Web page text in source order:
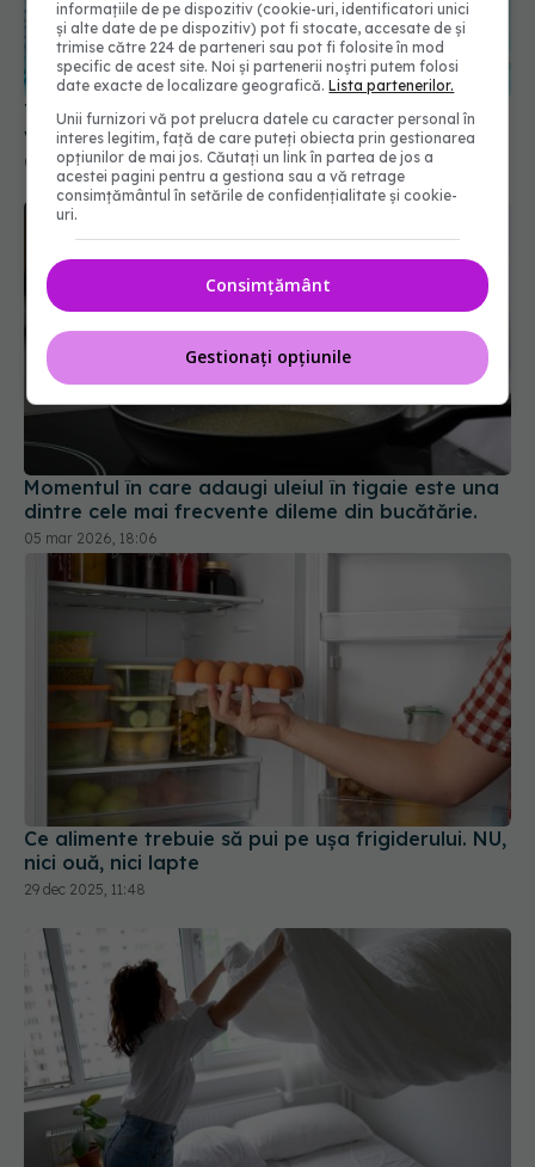
Trucul genial cu tableta pentru mașina de spălat
vase. Cum să cureți ușor plita ceramică
01 sep 2025, 22:30
Momentul în care adaugi uleiul în tigaie este una
dintre cele mai frecvente dileme din bucătărie.
05 mar 2026, 18:06
Ce alimente trebuie să pui pe ușa frigiderului. NU,
nici ouă, nici lapte
29 dec 2025, 11:48
informațiile de pe dispozitiv (cookie-uri, identificatori unici
și alte date de pe dispozitiv) pot fi stocate, accesate de și
trimise către 224 de parteneri sau pot fi folosite în mod
specific de acest site. Noi și partenerii noștri putem folosi
date exacte de localizare geografică.Lista partenerilor.
Unii furnizori vă pot prelucra datele cu caracter personal în
interes legitim, față de care puteți obiecta prin gestionarea
opțiunilor de mai jos. Căutați un link în partea de jos a
acestei pagini pentru a gestiona sau a vă retrage
consimțământul în setările de confidențialitate și cookie-
uri.
Consimțământ
Gestionați opțiunile